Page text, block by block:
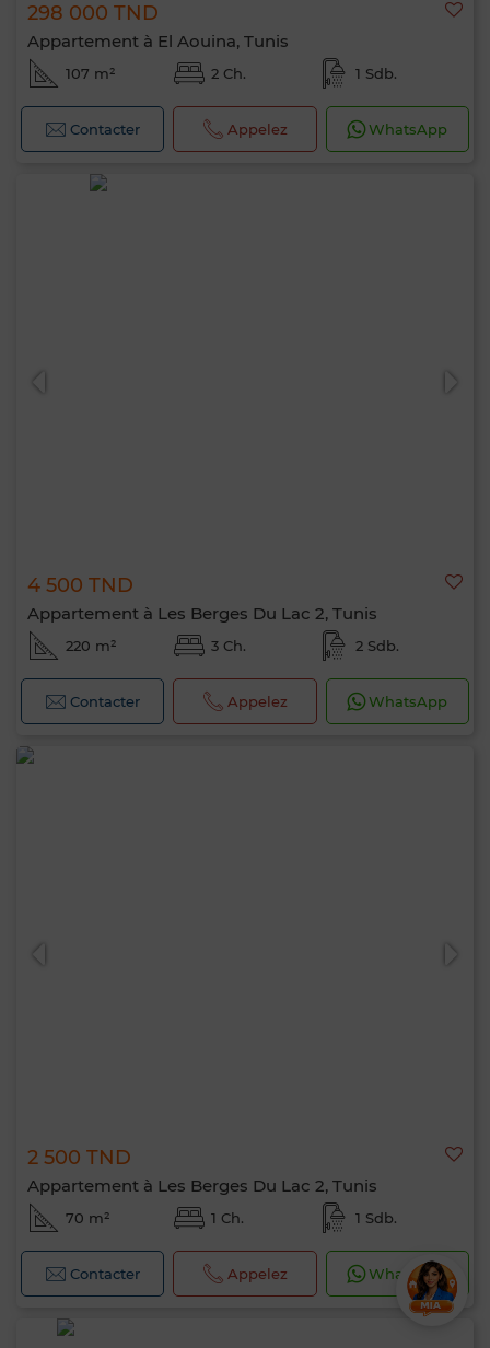
298 000 TND
Appartement à El Aouina, Tunis
107 m² 2 Ch. 1 Sdb.
Contacter Appelez WhatsApp
4 500 TND
Appartement à Les Berges Du Lac 2, Tunis
220 m² 3 Ch. 2 Sdb.
Contacter Appelez WhatsApp
2 500 TND
Appartement à Les Berges Du Lac 2, Tunis
70 m² 1 Ch. 1 Sdb.
Contacter Appelez WhatsApp
0 / 500